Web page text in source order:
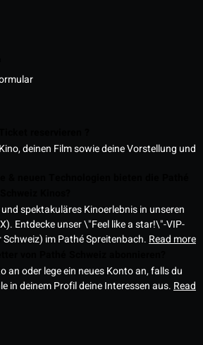
deinen Film sowie deine Vorstellung und
spektakuläres Kinoerlebnis in unseren
Entdecke unser \"Feel like a star!\"-VIP-
im Pathé Spreitenbach.Read more
an oder lege ein neues Konto an, falls du
in deinem Profil deine Interessen aus.Read